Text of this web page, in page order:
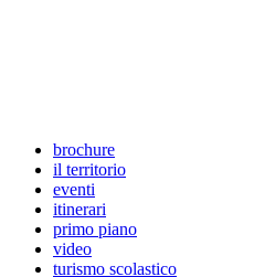
brochure
il territorio
eventi
itinerari
primo piano
video
turismo scolastico